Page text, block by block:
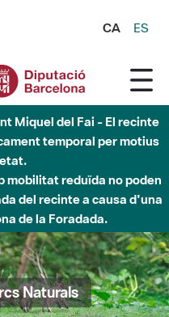
CA ES
Miquel del Fai - El recinte
temporal per motius
mobilitat reduïda no poden
del recinte a causa d'una
de la Foradada.
Naturals